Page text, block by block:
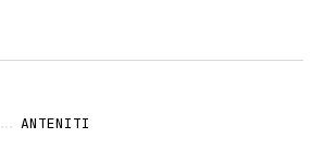
ANTENITI